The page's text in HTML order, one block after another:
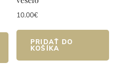
10.00€
PRIDAŤ DO
KOŠÍKA